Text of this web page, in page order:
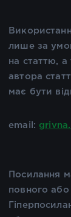
лише за
на статтю, а
автора
має бути
email:
Посилання
повного або